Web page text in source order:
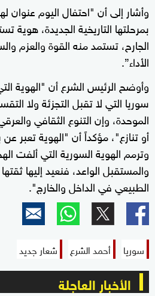
وأشار إلى أن "احتفال اليوم عنوان
بمرحلتها التاريخية الجديدة، هوية
الجارح، تستمد منه القوة والعزم
الأداء”.
وأوضح الرئيس الشرع أن "الهوية
سوريا التي لا تقبل التجزئة ولا
الموحدة، وإن التنوع الثقافي
أو تنازع"، مؤكداً أن "الهوية تعبر
وترمم الهوية السورية التي ألفت
والمستقبل الواعد، فنعيد إليها
الطبيعي في الداخل والخارج".
سوريا أحمد الشرع شعار جديد
الأخبار العاجلة